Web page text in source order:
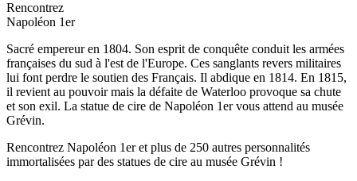
Rencontrez
Napoléon 1er
Sacré empereur en 1804. Son esprit de conquête conduit les armées
françaises du sud à l'est de l'Europe. Ces sanglants revers militaires
lui font perdre le soutien des Français. Il abdique en 1814. En 1815,
il revient au pouvoir mais la défaite de Waterloo provoque sa chute
et son exil. La statue de cire de Napoléon 1er vous attend au musée
Grévin.
Rencontrez Napoléon 1er et plus de 250 autres personnalités
immortalisées par des statues de cire au musée Grévin !